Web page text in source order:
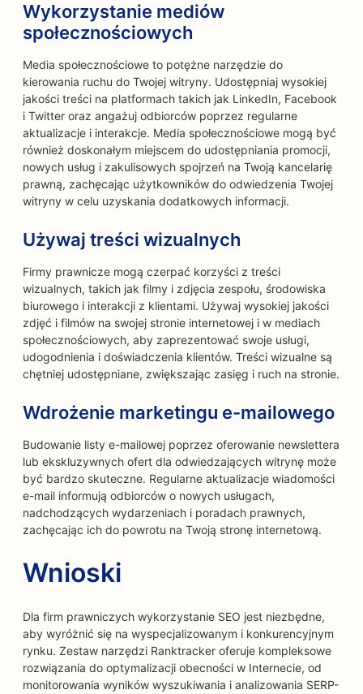
Wykorzystanie mediów
społecznościowych
Media społecznościowe to potężne narzędzie do
kierowania ruchu do Twojej witryny. Udostępniaj wysokiej
jakości treści na platformach takich jak LinkedIn, Facebook
i Twitter oraz angażuj odbiorców poprzez regularne
aktualizacje i interakcje. Media społecznościowe mogą być
również doskonałym miejscem do udostępniania promocji,
nowych usług i zakulisowych spojrzeń na Twoją kancelarię
prawną, zachęcając użytkowników do odwiedzenia Twojej
witryny w celu uzyskania dodatkowych informacji.
Używaj treści wizualnych
Firmy prawnicze mogą czerpać korzyści z treści
wizualnych, takich jak filmy i zdjęcia zespołu, środowiska
biurowego i interakcji z klientami. Używaj wysokiej jakości
zdjęć i filmów na swojej stronie internetowej i w mediach
społecznościowych, aby zaprezentować swoje usługi,
udogodnienia i doświadczenia klientów. Treści wizualne są
chętniej udostępniane, zwiększając zasięg i ruch na stronie.
Wdrożenie marketingu e-mailowego
Budowanie listy e-mailowej poprzez oferowanie newslettera
lub ekskluzywnych ofert dla odwiedzających witrynę może
być bardzo skuteczne. Regularne aktualizacje wiadomości
e-mail informują odbiorców o nowych usługach,
nadchodzących wydarzeniach i poradach prawnych,
zachęcając ich do powrotu na Twoją stronę internetową.
Wnioski
Dla firm prawniczych wykorzystanie SEO jest niezbędne,
aby wyróżnić się na wyspecjalizowanym i konkurencyjnym
rynku. Zestaw narzędzi Ranktracker oferuje kompleksowe
rozwiązania do optymalizacji obecności w Internecie, od
monitorowania wyników wyszukiwania i analizowania SERP-